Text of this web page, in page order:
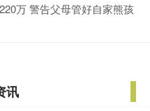
万 警告父母管好自家熊孩
讯